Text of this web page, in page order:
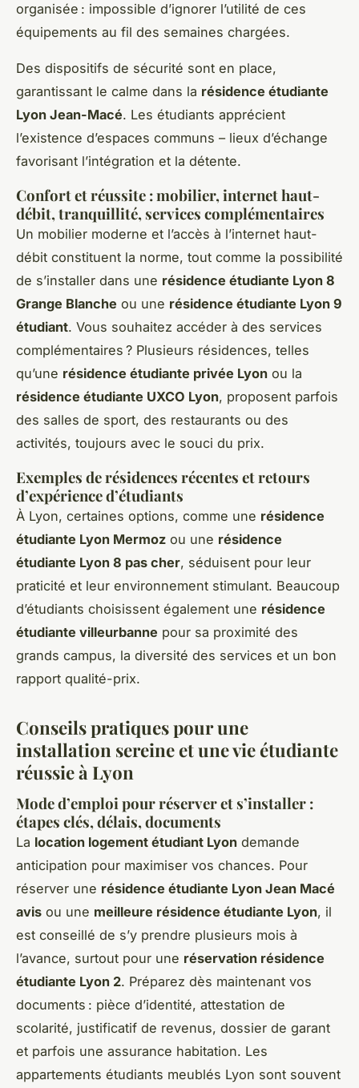
organisée : impossible d’ignorer l’utilité de ces
équipements au fil des semaines chargées.
Des dispositifs de sécurité sont en place,
garantissant le calme dans la résidence étudiante
Lyon Jean-Macé. Les étudiants apprécient
l’existence d’espaces communs – lieux d’échange
favorisant l’intégration et la détente.
Confort et réussite : mobilier, internet haut-
débit, tranquillité, services complémentaires
Un mobilier moderne et l’accès à l’internet haut-
débit constituent la norme, tout comme la possibilité
de s’installer dans une résidence étudiante Lyon 8
Grange Blanche ou une résidence étudiante Lyon 9
étudiant. Vous souhaitez accéder à des services
complémentaires ? Plusieurs résidences, telles
qu’une résidence étudiante privée Lyon ou la
résidence étudiante UXCO Lyon, proposent parfois
des salles de sport, des restaurants ou des
activités, toujours avec le souci du prix.
Exemples de résidences récentes et retours
d’expérience d’étudiants
À Lyon, certaines options, comme une résidence
étudiante Lyon Mermoz ou une résidence
étudiante Lyon 8 pas cher, séduisent pour leur
praticité et leur environnement stimulant. Beaucoup
d’étudiants choisissent également une résidence
étudiante villeurbanne pour sa proximité des
grands campus, la diversité des services et un bon
rapport qualité-prix.
Conseils pratiques pour une
installation sereine et une vie étudiante
réussie à Lyon
Mode d’emploi pour réserver et s’installer :
étapes clés, délais, documents
La location logement étudiant Lyon demande
anticipation pour maximiser vos chances. Pour
réserver une résidence étudiante Lyon Jean Macé
avis ou une meilleure résidence étudiante Lyon, il
est conseillé de s’y prendre plusieurs mois à
l’avance, surtout pour une réservation résidence
étudiante Lyon 2. Préparez dès maintenant vos
documents : pièce d’identité, attestation de
scolarité, justificatif de revenus, dossier de garant
et parfois une assurance habitation. Les
appartements étudiants meublés Lyon sont souvent